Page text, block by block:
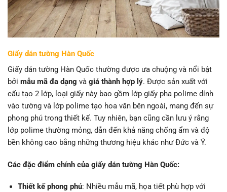
Giấy dán tường Hàn Quốc
Giấy dán tường Hàn Quốc thường được ưa chuộng và nổi bật
bởi mẫu mã đa dạng và giá thành hợp lý. Được sản xuất với
cấu tạo 2 lớp, loại giấy này bao gồm lớp giấy pha polime dính
vào tường và lớp polime tạo hoa văn bên ngoài, mang đến sự
phong phú trong thiết kế. Tuy nhiên, bạn cũng cần lưu ý rằng
lớp polime thường mỏng, dẫn đến khả năng chống ẩm và độ
bền không cao bằng những thương hiệu khác như Đức và Ý.
Các đặc điểm chính của giấy dán tường Hàn Quốc:
Thiết kế phong phú: Nhiều mẫu mã, họa tiết phù hợp với